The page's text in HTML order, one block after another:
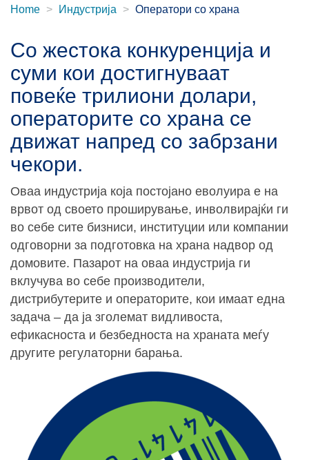
Home Индустрија Оператори со храна
Со жестока конкуренција и
суми кои достигнуваат
повеќе трилиони долари,
операторите со храна се
движат напред со забрзани
чекори.
Оваа индустрија која постојано еволуира е на
врвот од своето проширување, инволвирајќи ги
во себе сите бизниси, институции или компании
одговорни за подготовка на храна надвор од
домовите. Пазарот на оваа индустрија ги
вклучува во себе производители,
дистрибутерите и операторите, кои имаат една
задача – да ја зголемат видливоста,
ефикасноста и безбедноста на храната меѓу
другите регулаторни барања.